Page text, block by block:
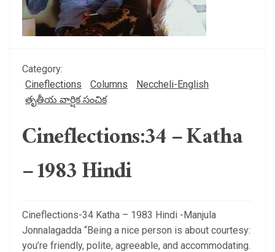
Category:
Cineflections
Columns
Neccheli-English
తృతీయ వార్షిక సంచిక
Cineflections:34 – Katha
– 1983 Hindi
Cineflections-34 Katha – 1983 Hindi -Manjula
Jonnalagadda “Being a nice person is about courtesy:
you’re friendly, polite, agreeable, and accommodating.